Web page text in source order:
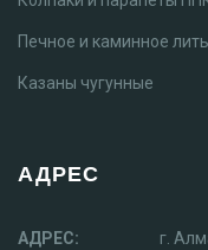
Печное и каминное
Казаны чугунные
АДРЕС
АДРЕС:
г.